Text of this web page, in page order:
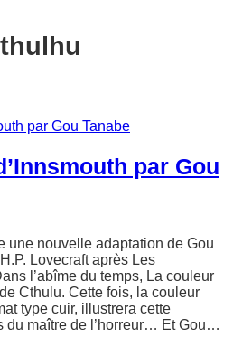
par Gou
une nouvelle adaptation de Gou
Lovecraft après Les
l’abîme du temps, La couleur
Cthulu. Cette fois, la couleur
type cuir, illustrera cette
du maître de l’horreur… Et Gou…